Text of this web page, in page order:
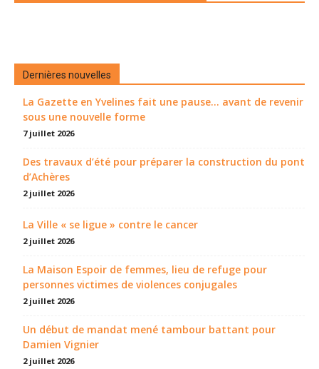
Dernières nouvelles
La Gazette en Yvelines fait une pause... avant de revenir
sous une nouvelle forme
7 juillet 2026
Des travaux d’été pour préparer la construction du pont
d’Achères
2 juillet 2026
La Ville « se ligue » contre le cancer
2 juillet 2026
La Maison Espoir de femmes, lieu de refuge pour
personnes victimes de violences conjugales
2 juillet 2026
Un début de mandat mené tambour battant pour
Damien Vignier
2 juillet 2026